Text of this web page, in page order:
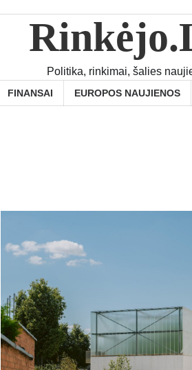
Politika, rinkimai, šalies
FINANSAI EUROPOS NAUJIENOS